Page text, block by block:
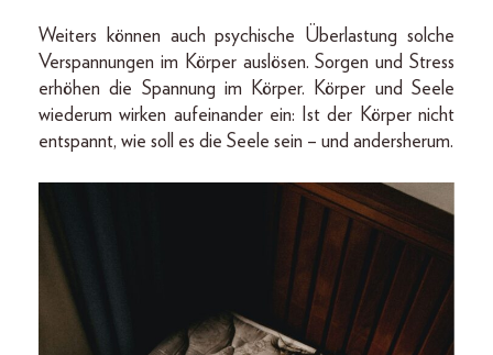
Weiters können auch psychische Überlastung solche
Verspannungen im Körper auslösen. Sorgen und Stress
erhöhen die Spannung im Körper. Körper und Seele
wiederum wirken aufeinander ein: Ist der Körper nicht
entspannt, wie soll es die Seele sein – und andersherum.